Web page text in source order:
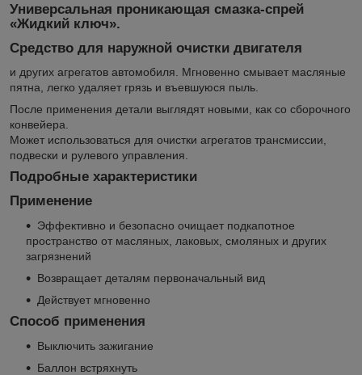
Универсальная проникающая смазка-спрей
«Жидкий ключ».
Средство для наружной очистки двигателя
и других агрегатов автомобиля. Мгновенно смывает масляные
пятна, легко удаляет грязь и въевшуюся пыль.
После применения детали выглядят новыми, как со сборочного
конвейера.
Может использоваться для очистки агрегатов трансмиссии,
подвески и рулевого управления.
Подробные характеристики
Применение
Эффективно и безопасно очищает подкапотное
пространство от масляных, лаковых, смоляных и других
загрязнений
Возвращает деталям первоначальный вид
Действует мгновенно
Способ применения
Выключить зажигание
Баллон встряхнуть